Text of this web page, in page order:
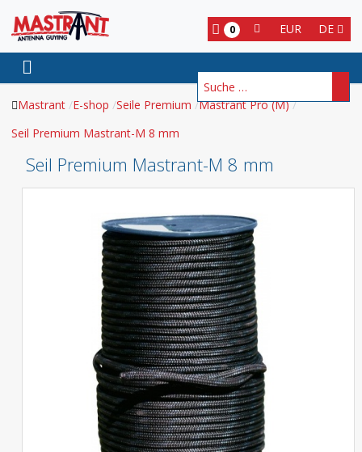
DE
EUR
0
Suchen
Mastrant E-shop Seile Premium Mastrant Pro (M)
Seil Premium Mastrant-M 8 mm
Seil Premium Mastrant-M 8 mm